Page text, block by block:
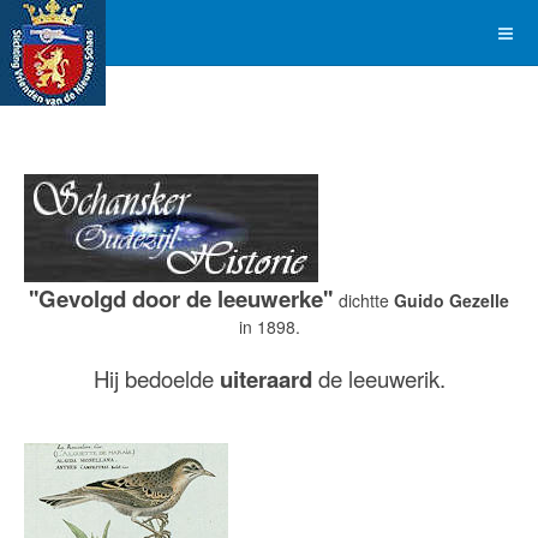
''Gevolgd door de leeuwerke'' dichtte Guido Gezelle
in 1898.
Hij bedoelde uiteraardde leeuwerik.